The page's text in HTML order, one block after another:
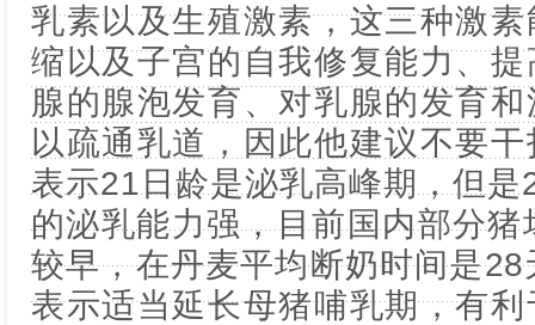
乳素以及生殖激素，这三种激
缩以及子宫的自我修复能力、
腺的腺泡发育、对乳腺的发育
以疏通乳道，因此他建议不要
表示21日龄是泌乳高峰期，但
的泌乳能力强，目前国内部分
较早，在丹麦平均断奶时间是
表示适当延长母猪哺乳期，有